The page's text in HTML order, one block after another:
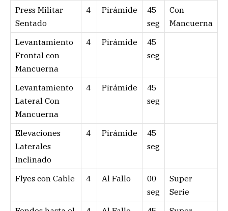
Press Militar
Sentado
4 Pirámide
45
seg
Con
Mancuerna
Levantamiento
Frontal con
Mancuerna
4 Pirámide
45
seg
Levantamiento
Lateral Con
Mancuerna
4 Pirámide
45
seg
Elevaciones
Laterales
Inclinado
4 Pirámide
45
seg
Flyes con Cable 4 Al Fallo
00
seg
Super
Serie